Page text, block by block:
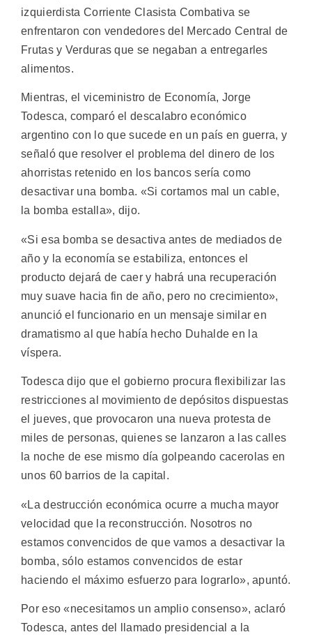
izquierdista Corriente Clasista Combativa se
enfrentaron con vendedores del Mercado Central de
Frutas y Verduras que se negaban a entregarles
alimentos.
Mientras, el viceministro de Economía, Jorge
Todesca, comparó el descalabro económico
argentino con lo que sucede en un país en guerra, y
señaló que resolver el problema del dinero de los
ahorristas retenido en los bancos sería como
desactivar una bomba. «Si cortamos mal un cable,
la bomba estalla», dijo.
«Si esa bomba se desactiva antes de mediados de
año y la economía se estabiliza, entonces el
producto dejará de caer y habrá una recuperación
muy suave hacia fin de año, pero no crecimiento»,
anunció el funcionario en un mensaje similar en
dramatismo al que había hecho Duhalde en la
víspera.
Todesca dijo que el gobierno procura flexibilizar las
restricciones al movimiento de depósitos dispuestas
el jueves, que provocaron una nueva protesta de
miles de personas, quienes se lanzaron a las calles
la noche de ese mismo día golpeando cacerolas en
unos 60 barrios de la capital.
«La destrucción económica ocurre a mucha mayor
velocidad que la reconstrucción. Nosotros no
estamos convencidos de que vamos a desactivar la
bomba, sólo estamos convencidos de estar
haciendo el máximo esfuerzo para lograrlo», apuntó.
Por eso «necesitamos un amplio consenso», aclaró
Todesca, antes del llamado presidencial a la